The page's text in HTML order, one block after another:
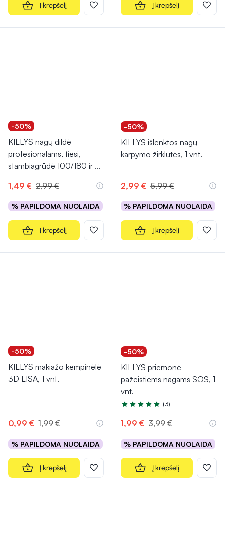
Į krepšelį Į krepšelį
-50%
KILLYS nagų dildė
profesionalams, tiesi,
stambiagrūdė 100/180 ir ...
1,49 € 2,99 €
% PAPILDOMA NUOLAIDA
Į krepšelį
-50%
KILLYS išlenktos nagų
karpymo žirklutės, 1 vnt.
2,99 € 5,99 €
% PAPILDOMA NUOLAIDA
Į krepšelį
-50%
KILLYS makiažo kempinėlė
3D LISA, 1 vnt.
0,99 € 1,99 €
% PAPILDOMA NUOLAIDA
Į krepšelį
-50%
KILLYS priemonė
pažeistiems nagams SOS, 1
vnt.
Įvertinimas 4.7 iš 5
(3)
1,99 € 3,99 €
% PAPILDOMA NUOLAIDA
Į krepšelį